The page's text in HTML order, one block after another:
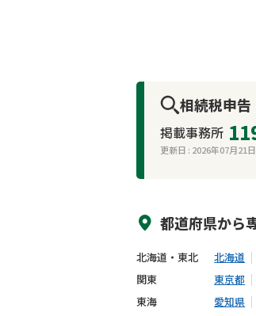
相続税申
掲載事務所
更新日 : 2026年07月21日
都道府県から
北海道・東北 北海道
関東
東京都
東海
愛知県